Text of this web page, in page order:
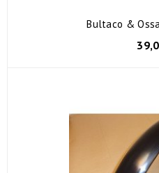
Bultaco &